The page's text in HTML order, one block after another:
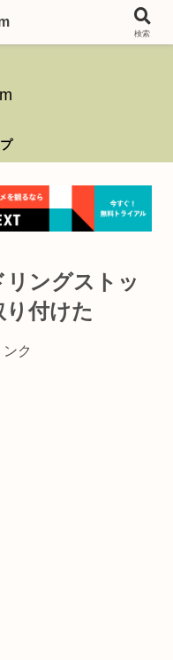
乗り物、DIYなど難しい事はさ
ングストッ
付けた
ク
検索